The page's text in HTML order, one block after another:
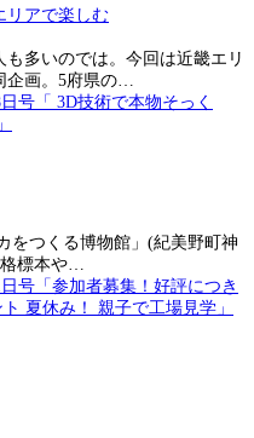
リアで楽しむ
多いのでは。今回は近畿エリ
企画。5府県の…
をつくる博物館」(紀美野町神
標本や…